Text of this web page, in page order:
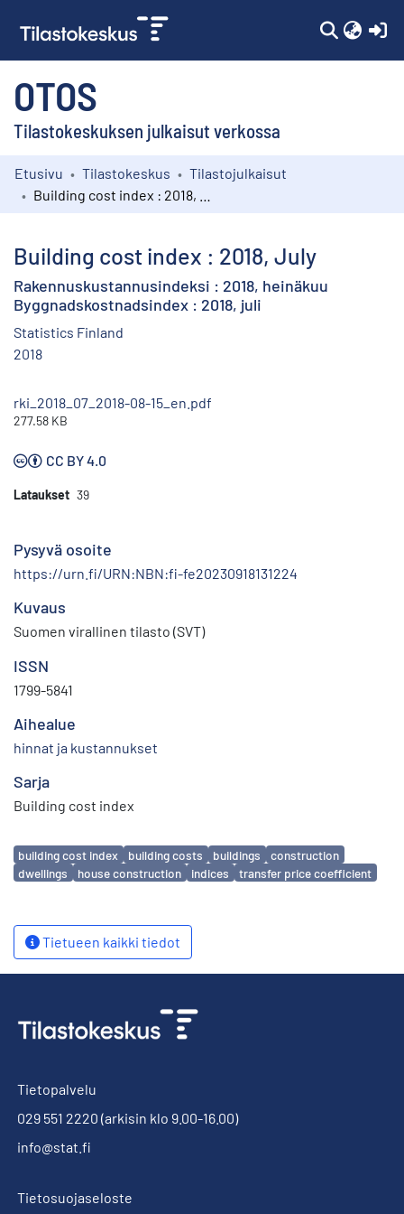
OTOS
Tilastokeskuksen julkaisut verkossa
Kokoelmat
Etusivu Tilastokeskus
Tilastojulkaisut
Building cost index : 2018, July
Rakennuskustannusindeksi : 2018, heinäkuu
Byggnadskostnadsindex : 2018, juli
Statistics Finland
2018
rki_2018_07_2018-08-15_en.pdf
277.58 KB
CC BY 4.0
Lataukset 39
Pysyvä osoite
https://urn.fi/URN:NBN:fi-fe20230918131224
Kuvaus
Suomen virallinen tilasto (SVT)
ISSN
1799-5841
Aihealue
hinnat ja kustannukset
Sarja
Building cost index
Avainsanat
building cost index building costs buildings
construction
dwellings
house construction indices transfer price coefficient
Tietueen kaikki tiedot
Tietopalvelu
029 551 2220 (arkisin klo 9.00-16.00)
info@stat.fi
Tietosuojaseloste